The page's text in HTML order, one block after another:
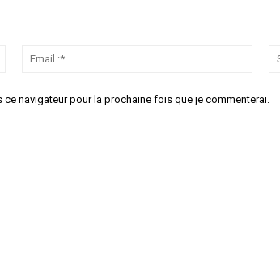
Nom
Email
navigateur pour la prochaine fois que je commenterai.